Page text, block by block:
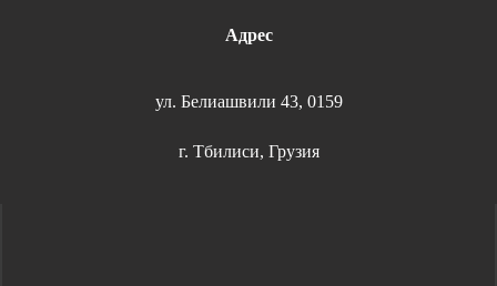
Адрес
ул. Белиашвили 43, 0159
г. Тбилиси, Грузия